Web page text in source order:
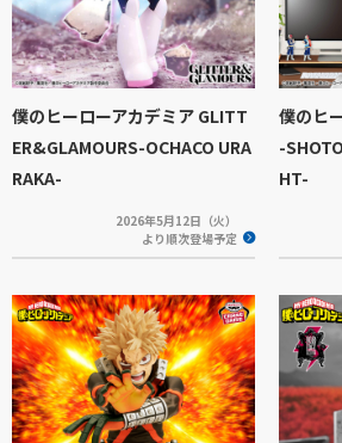
僕のヒーローアカデミア GLITT
ER&GLAMOURS-OCHACO URA
RAKA-
2026年5月12日（火）
より順次登場予定
僕のヒ
-
HT-